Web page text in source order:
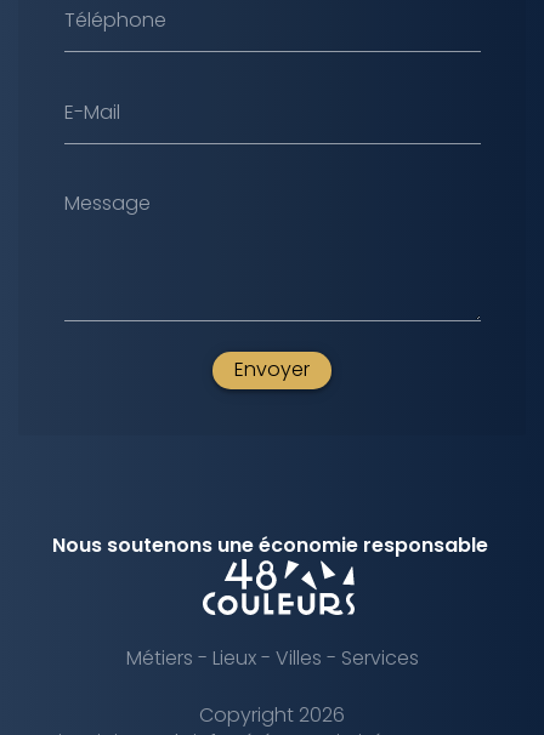
Téléphone
E-Mail
Message
Envoyer
Nous soutenons une économie responsable
Métiers - Lieux- Villes - Services
Copyright 2026